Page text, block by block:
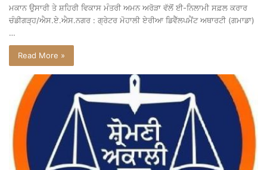
ਮਕਾਨ ਉਸਾਰੀ ਤੇ ਸ਼ਹਿਰੀ ਵਿਕਾਸ ਮੰਤਰੀ ਅਮਨ ਅਰੋੜਾ ਵੱਲੋਂ ਈ-ਨਿਲਾਮੀ ਸਫ਼ਲ ਕਰਾਰ
ਚੰਡੀਗੜ੍ਹ/ਐਸ.ਏ.ਐਸ.ਨਗਰ : ਗ੍ਰੇਟਰ ਮੋਹਾਲੀ ਏਰੀਆ ਡਿਵੈੱਲਪਮੈਂਟ ਅਥਾਰਟੀ (ਗਮਾਡਾ)
…
Read More »